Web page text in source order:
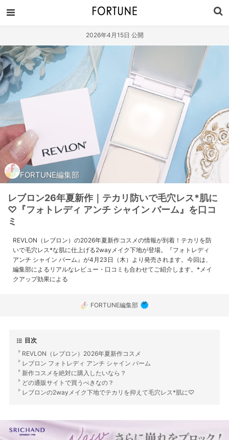
2026年4月15日 公開
FORTUNE編集部
レブロン26年夏新作｜テカリ防いで毛穴レス*肌に
♡『フォトレディ アンチ シャイン バーム』を口コ
ミ
REVLON（レブロン）の2026年夏新作コスメの情報が到着！テカリを防
いで毛穴レス*な肌に仕上げる2wayメイク下地が登場。『フォトレディ
アンチ シャイン バーム』が4月23日（木）より発売されます。今回は、
編集部によるリアルなレビュー・口コミも合わせてご紹介します。*メイ
クアップ効果による
FORTUNE編集部
目次
REVLON（レブロン）2026年夏新作コスメ
レブロン フォトレディ アンチ シャイン バーム
新作コスメを絶対に購入したいなら？
どの通販サイトで買うべきなの？
レブロンの2wayメイク下地でテカリを抑えて毛穴レス*肌に♡